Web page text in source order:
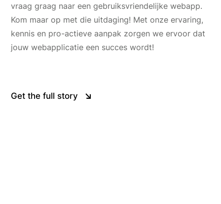
vraag graag naar een gebruiksvriendelijke webapp.
Kom maar op met die uitdaging! Met onze ervaring,
kennis en pro-actieve aanpak zorgen we ervoor dat
jouw webapplicatie een succes wordt!
Get the full story